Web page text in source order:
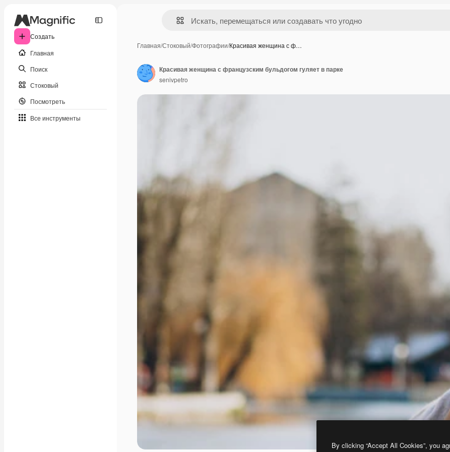
Создать
Главная
Поиск
Стоковый
Посмотреть
Все инструменты
Главная/Стоковый/Фотографии/Красивая женщина с ф…
Красивая женщина с французским бульдогом гуляет в парке
senivpetro
By clicking “Accept All Cookies”, you